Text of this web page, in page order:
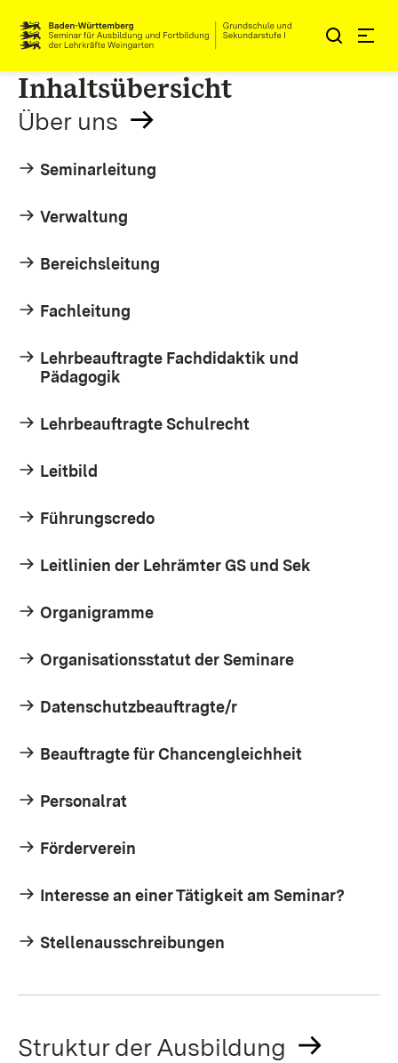
Zum Inhalt springen
Link zur Startseite
Inhaltsübersicht
Über uns
Seminarleitung
Verwaltung
Bereichsleitung
Fachleitung
Lehrbeauftragte Fachdidaktik und
Pädagogik
Lehrbeauftragte Schulrecht
Leitbild
Führungscredo
Leitlinien der Lehrämter GS und Sek
Organigramme
Organisationsstatut der Seminare
Datenschutzbeauftragte/r
Beauftragte für Chancengleichheit
Personalrat
Förderverein
Interesse an einer Tätigkeit am Seminar?
Stellenausschreibungen
Struktur der Ausbildung